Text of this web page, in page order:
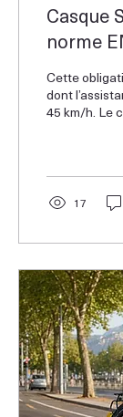
Casque
norme
Cette
dont
45 km/h. Le
17